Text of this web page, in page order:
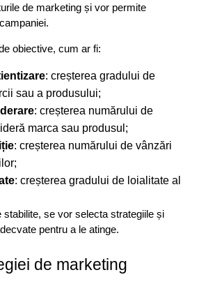
de marketing și vor permite
obiective, cum ar fi:
: creșterea gradului de
sau a produsului;
: creșterea numărului de
marca sau produsul;
: creșterea numărului de vânzări
: creșterea gradului de loialitate al
stabilite, se vor selecta strategiile și
pentru a le atinge.
de marketing